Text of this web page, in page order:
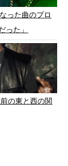
った曲のプロ
った」
の東と西の関